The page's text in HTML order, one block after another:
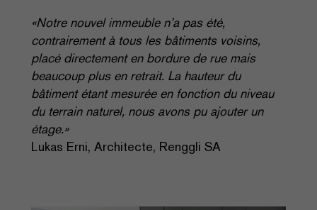
«Notre nouvel immeuble n’a pas été,
contrairement à tous les bâtiments voisins,
placé directement en bordure de rue mais
beaucoup plus en retrait. La hauteur du
bâtiment étant mesurée en fonction du niveau
du terrain naturel, nous avons pu ajouter un
étage.»
Lukas Erni, Architecte, Renggli SA